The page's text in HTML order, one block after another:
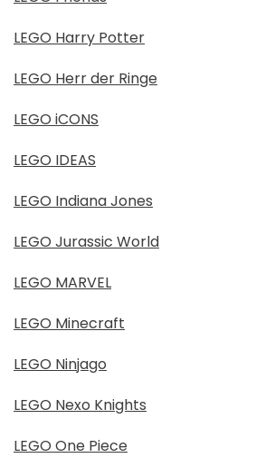
LEGO Harry Potter
LEGO Herr der Ringe
LEGO iCONS
LEGO IDEAS
LEGO Indiana Jones
LEGO Jurassic World
LEGO MARVEL
LEGO Minecraft
LEGO Ninjago
LEGO Nexo Knights
LEGO One Piece